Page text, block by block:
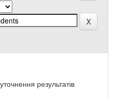
результатів